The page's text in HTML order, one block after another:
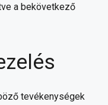
a bekövetkező
tevékenységek